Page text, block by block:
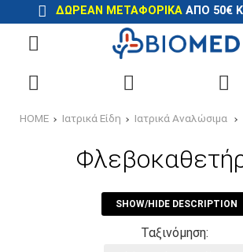
ΔΩΡΕΆΝ ΜΕΤΑΦΟΡΙΚΆΑΠΌ 50€
HOME Ιατρικά Είδη Ιατρικά Αναλώσιμα
SHOW/HIDE DESCRIPTION
Ταξινόμηση: